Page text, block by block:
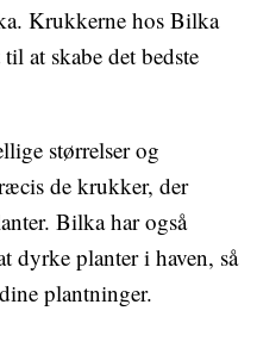
Krukkerne hos Bilka
at skabe det bedste
størrelser og
de krukker, der
Bilka har også
dyrke planter i haven, så
plantninger.